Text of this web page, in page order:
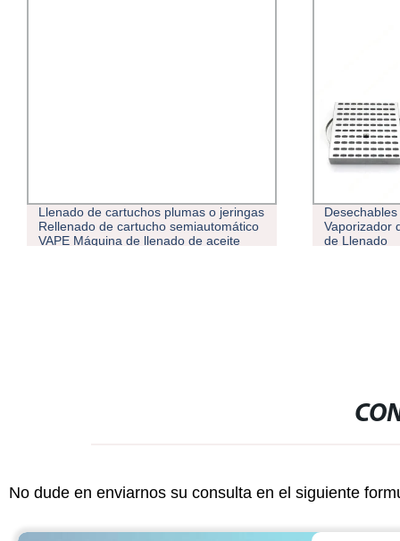
Llenado de cartuchos plumas o jeringas
Rellenado de cartucho semiautomático
VAPE Máquina de llenado de aceite
Vaporizador
de Llenado
No dude en enviarnos su consulta en el siguiente